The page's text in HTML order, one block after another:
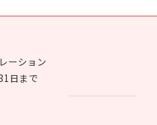
ーション
日まで